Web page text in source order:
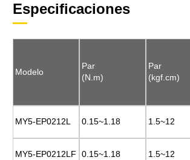
Especificaciones
Modelo
Par
(N.m)
Par
(kgf.cm)
MY5-EP0212L 0.15~1.18 1.5~12
MY5-EP0212LF 0.15~1.18 1.5~12
Modelo
Par
(N.m)
Par
(kgf.cm)
MY5-EP0212L 0.15~1.18 1.5~12
MY5-EP0212LF 0.15~1.18 1.5~12